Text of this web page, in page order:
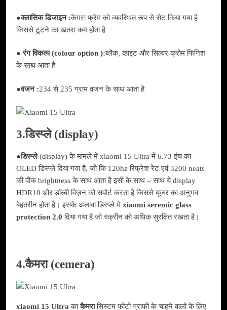
●क्लासिक डिजाइन :कैमरा फ्रेम को व्यवस्थित रूप से सेट किया गया है
जिससे टूटने का खतरा कम होता है
● रंग विकल्प (colour option ):ब्लैक, व्हाइट और सिल्वर क्रोम फिनिश
के साथ आता है
●वजन :234 से 235 ग्राम वजन के साथ आता है
3.डिस्प्ले (display)
●डिस्प्ले(display) के मामले में xiaomi 15 Ultra में 6.73 इंच का
OLED डिस्प्ले दिया गया है, जो कि 120hz रिफ्रेश रेट एवं 3200 neats
की पीक brightness के साथ आता है इसी के साथ – साथ ये display
HDR10 और डॉल्बी विज़न को सपोर्ट करता है जिससे यूजर का अनुभव
बेहतरीन होता है। इसके अलावा डिस्प्ले मे xiaomi seremic glass
protection 2.0 दिया गया है जो स्क्रीन को अधिक सुरक्षित रखता है।
4.कैमरा (cemera)
xiaomi 15 Ultra काकैमरासिस्टम फोटो ग्राफी के चाहने वालों के लिए